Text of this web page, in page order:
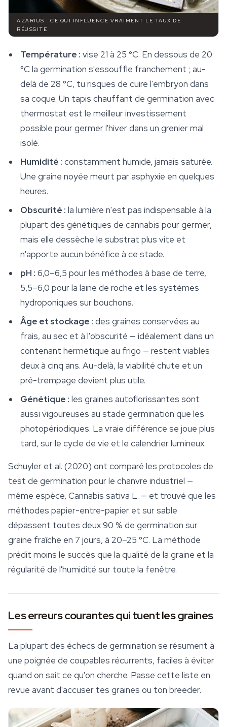
AZARIUS · CE QUI INFLUENCE VRAIMENT LE TAUX DE
RÉUSSITE
Température : vise 21 à 25 °C. En dessous de 20
°C la germination s'essouffle franchement ; au-
delà de 28 °C, tu risques de cuire l'embryon dans
sa coque. Un tapis chauffant de germination avec
thermostat est le meilleur investissement
possible pour germer l'hiver dans un grenier mal
isolé.
Humidité : constamment humide, jamais saturée.
Une graine noyée meurt par asphyxie en quelques
heures.
Obscurité : la lumière n'est pas indispensable à la
plupart des génétiques de cannabis pour germer,
mais elle dessèche le substrat plus vite et
n'apporte aucun bénéfice à ce stade.
pH : 6,0–6,5 pour les méthodes à base de terre,
5,5–6,0 pour la laine de roche et les systèmes
hydroponiques sur bouchons.
Âge et stockage : des graines conservées au
frais, au sec et à l'obscurité — idéalement dans un
contenant hermétique au frigo — restent viables
deux à cinq ans. Au-delà, la viabilité chute et un
pré-trempage devient plus utile.
Génétique : les graines autoflorissantes sont
aussi vigoureuses au stade germination que les
photopériodiques. La vraie différence se joue plus
tard, sur le cycle de vie et le calendrier lumineux.
Schuyler et al. (2020) ont comparé les protocoles de
test de germination pour le chanvre industriel —
même espèce, Cannabis sativa L. — et trouvé que les
méthodes papier-entre-papier et sur sable
dépassent toutes deux 90 % de germination sur
graine fraîche en 7 jours, à 20–25 °C. La méthode
prédit moins le succès que la qualité de la graine et la
régularité de l'humidité sur toute la fenêtre.
Les erreurs courantes qui tuent les graines
La plupart des échecs de germination se résument à
une poignée de coupables récurrents, faciles à éviter
quand on sait ce qu'on cherche. Passe cette liste en
revue avant d'accuser tes graines ou ton breeder.